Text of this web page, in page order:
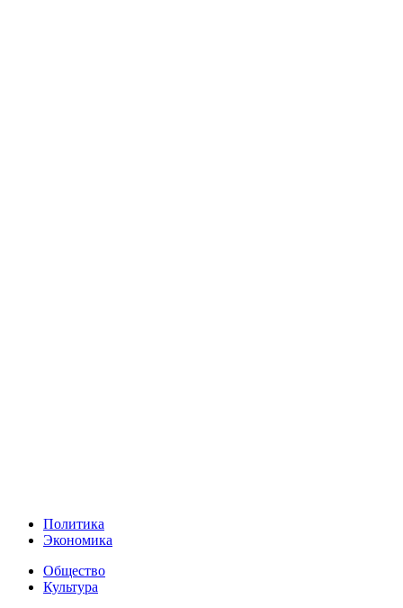
Политика
Экономика
Общество
Культура